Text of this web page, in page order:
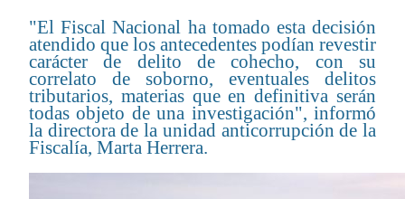
"El Fiscal Nacional ha tomado esta decisión
atendido que los antecedentes podían revestir
carácter de delito de cohecho, con su
correlato de soborno, eventuales delitos
tributarios, materias que en definitiva serán
todas objeto de una investigación", informó
la directora de la unidad anticorrupción de la
Fiscalía, Marta Herrera.